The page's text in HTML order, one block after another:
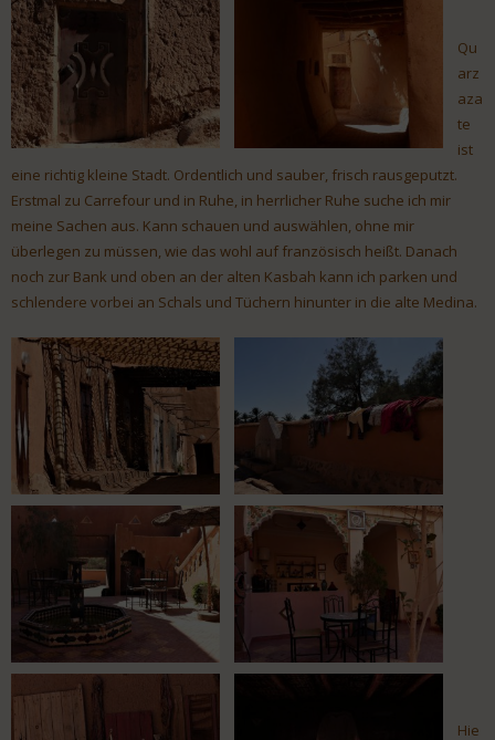
Qu
arz
aza
te
ist
eine richtig kleine Stadt. Ordentlich und sauber, frisch rausgeputzt.
Erstmal zu Carrefour und in Ruhe, in herrlicher Ruhe suche ich mir
meine Sachen aus. Kann schauen und auswählen, ohne mir
überlegen zu müssen, wie das wohl auf französisch heißt. Danach
noch zur Bank und oben an der alten Kasbah kann ich parken und
schlendere vorbei an Schals und Tüchern hinunter in die alte Medina.
Hie